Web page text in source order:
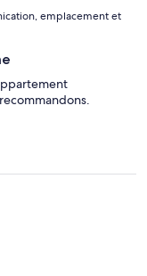
emplacement et